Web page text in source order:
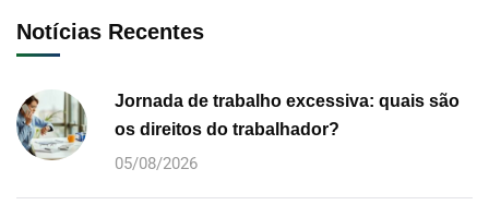
Notícias Recentes
Jornada de trabalho excessiva: quais são
os direitos do trabalhador?
05/08/2026